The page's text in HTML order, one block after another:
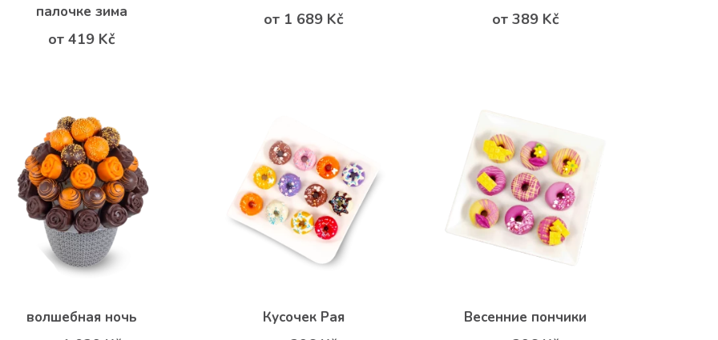
палочке зима
от 419 Kč
от 1 689 Kč от 389 Kč
волшебная ночь Кусочек Рая Весенние пончики